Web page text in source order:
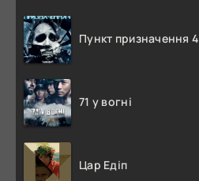
Пункт призначення 4
71 у вогні
Цар Едіп